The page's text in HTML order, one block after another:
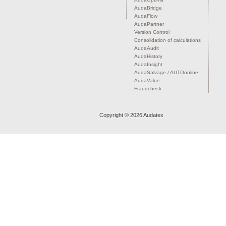
AudaBridge
AudaFlow
AudaPartner
Version Control
Consolidation of calculations
AudaAudit
AudaHistory
AudaInsight
AudaSalvage / AUTOonline
AudaValue
Fraudcheck
Copyright © 2026 Audatex